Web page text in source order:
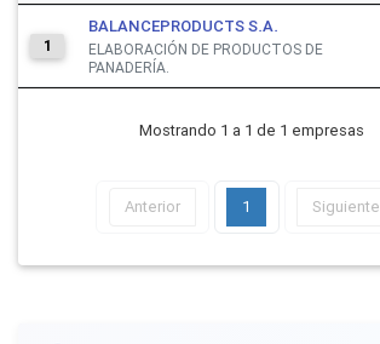
1
BALANCEPRODUCTS S.A.
ELABORACIÓN DE PRODUCTOS DE
PANADERÍA.
Mostrando 1 a 1 de 1 empresas
Anterior 1 Siguiente